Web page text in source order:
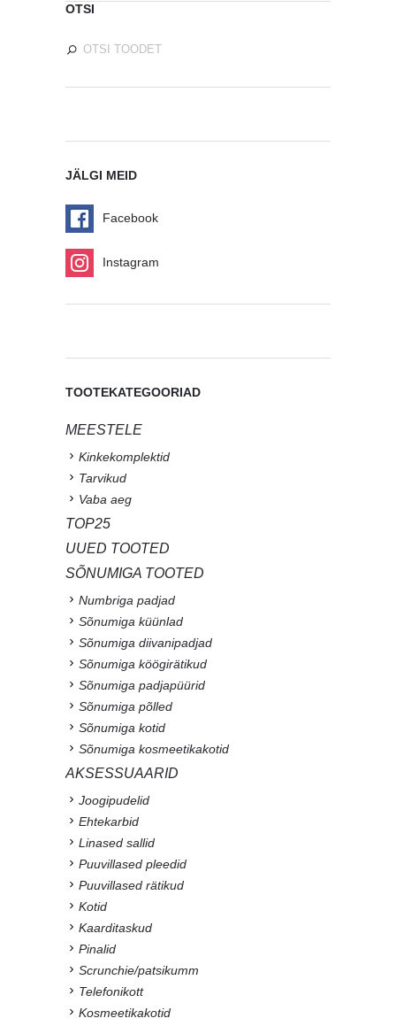
OTSI
JÄLGI MEID
Facebook
Instagram
TOOTEKATEGOORIAD
MEESTELE
Kinkekomplektid
Tarvikud
Vaba aeg
TOP25
UUED TOOTED
SÕNUMIGA TOOTED
Numbriga padjad
Sõnumiga küünlad
Sõnumiga diivanipadjad
Sõnumiga köögirätikud
Sõnumiga padjapüürid
Sõnumiga põlled
Sõnumiga kotid
Sõnumiga kosmeetikakotid
AKSESSUAARID
Joogipudelid
Ehtekarbid
Linased sallid
Puuvillased pleedid
Puuvillased rätikud
Kotid
Kaarditaskud
Pinalid
Scrunchie/patsikumm
Telefonikott
Kosmeetikakotid